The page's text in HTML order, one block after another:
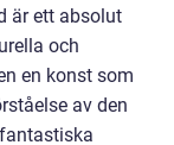
är ett absolut
och
en konst som
av den